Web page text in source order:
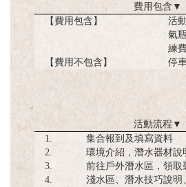
費用包含 ▼
【費用包含】
活
氣
練
【費用不包含】
停
活動流程 ▼
1.
集合報到及填寫資料
2.
環境介紹，潛水器材說
3.
前往戶外潛水區，領取
4.
淺水區、潛水技巧說明